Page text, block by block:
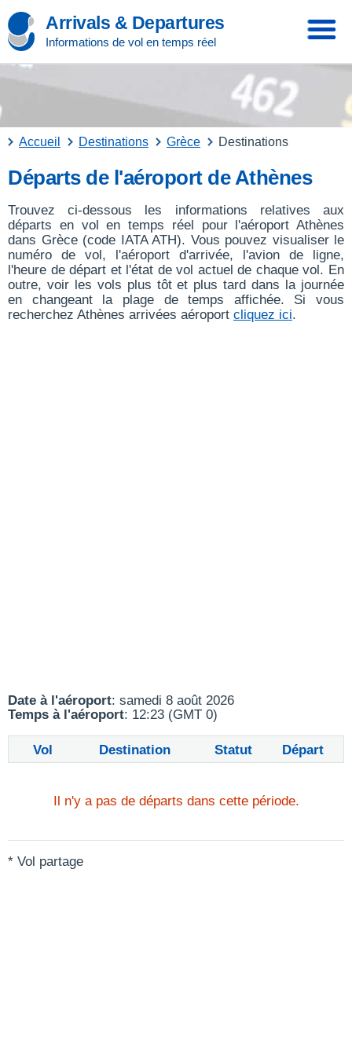
Arrivals & Departures
Informations de vol en temps réel
Accueil Destinations Grèce Destinations
Départs de l'aéroport de Athènes
Trouvez ci-dessous les informations relatives aux
départs en vol en temps réel pour l'aéroport Athènes
dans Grèce (code IATA ATH). Vous pouvez visualiser le
numéro de vol, l'aéroport d'arrivée, l'avion de ligne,
l'heure de départ et l'état de vol actuel de chaque vol. En
outre, voir les vols plus tôt et plus tard dans la journée
en changeant la plage de temps affichée. Si vous
recherchez Athènes arrivées aéroport cliquez ici.
Date à l'aéroport: samedi 8 août 2026
Temps à l'aéroport: 12:23 (GMT 0)
Vol Destination Statut Départ
Il n'y a pas de départs dans cette période.
* Vol partage